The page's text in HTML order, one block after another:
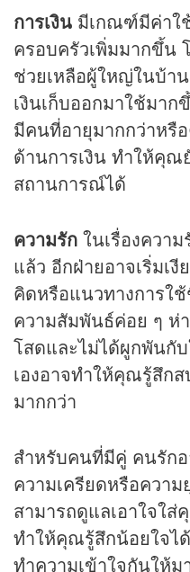
การเงิน มีเกณฑ์มีค่าใ
ครอบครัวเพิ่มมากขึ้น
ช่วยเหลือผู้ใหญ่ในบ้า
เงินเก็บออกมาใช้มา
มีคนที่อายุมากกว่าห
ด้านการเงิน ทำให้คุณ
สถานการณ์ได้
ความรัก ในเรื่องควา
แล้ว อีกฝ่ายอาจเริ่มเ
คิดหรือแนวทางการใ
ความสัมพันธ์ค่อย ๆ ห่
โสดและไม่ได้ผูกพันกั
เองอาจทำให้คุณรู้สึก
มากกว่า
สำหรับคนที่มีคู่ คนรัก
ความเครียดหรือควา
สามารถดูแลเอาใจใ
ทำให้คุณรู้สึกน้อยใจไ
ทำความเข้าใจกันให้